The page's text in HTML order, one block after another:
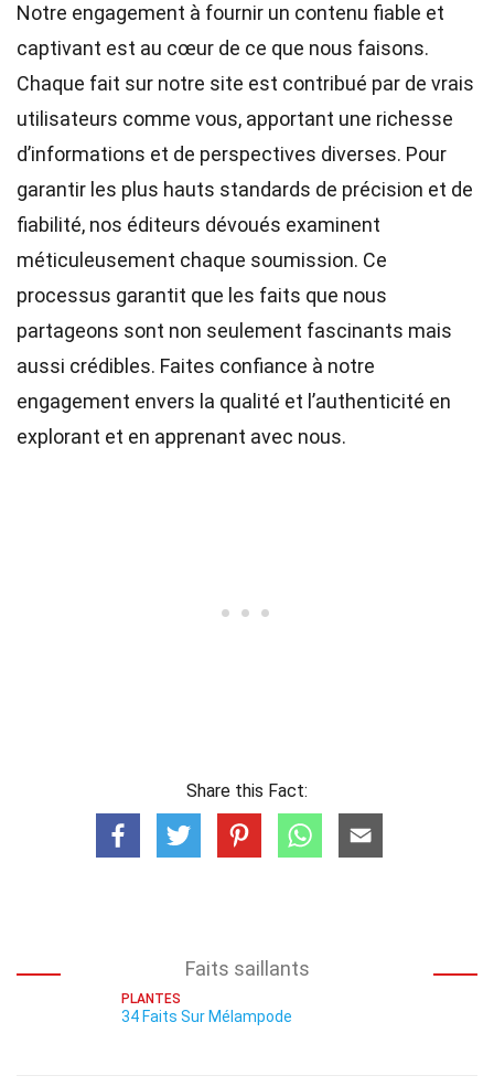
Notre engagement à fournir un contenu fiable et
captivant est au cœur de ce que nous faisons.
Chaque fait sur notre site est contribué par de vrais
utilisateurs comme vous, apportant une richesse
d’informations et de perspectives diverses. Pour
garantir les plus hauts standards de précision et de
fiabilité, nos éditeurs dévoués examinent
méticuleusement chaque soumission. Ce
processus garantit que les faits que nous
partageons sont non seulement fascinants mais
aussi crédibles. Faites confiance à notre
engagement envers la qualité et l’authenticité en
explorant et en apprenant avec nous.
Share this Fact:
Faits saillants
PLANTES
34 Faits Sur Mélampode